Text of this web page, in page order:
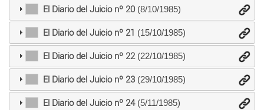
El Diario del Juicio nº 20(8/10/1985)
El Diario del Juicio nº 21 (15/10/1985)
El Diario del Juicio nº 22(22/10/1985)
El Diario del Juicio nº 23(29/10/1985)
El Diario del Juicio nº 24(5/11/1985)